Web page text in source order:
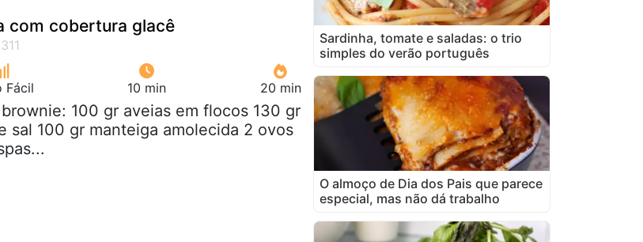
com cobertura glacê
Fácil 10 min 20 min
100 gr aveias em flocos 130 gr
sal 100 gr manteiga amolecida 2 ovos
Sardinha, tomate e saladas: o trio
simples do verão português
O almoço de Dia dos Pais que parece
especial, mas não dá trabalho